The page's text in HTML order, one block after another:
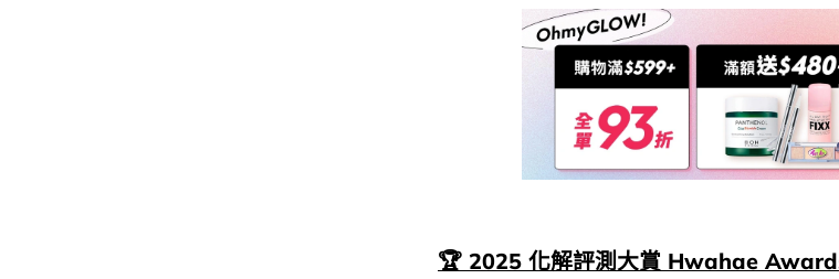
🏆 2025 化解評測大賞 Hwahae